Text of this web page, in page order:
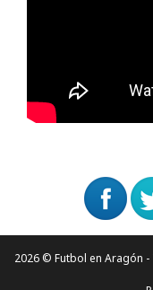
2026 © Futbol en Aragón